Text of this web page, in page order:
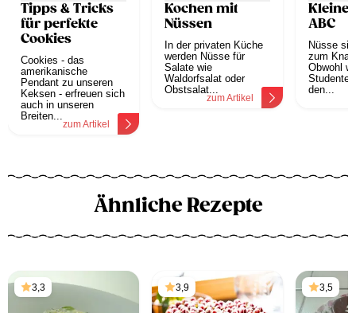
Tipps & Tricks
für perfekte
Cookies
Cookies - das
amerikanische
Pendant zu unseren
Keksen - erfreuen sich
auch in unseren
Breiten...
zum Artikel
Kochen mit
Nüssen
In der privaten Küche
werden Nüsse für
Salate wie
Waldorfsalat oder
Obstsalat...
zum Artikel
ABC
Nüsse
zum
Obwohl
den...
Ähnliche Rezepte
3,3 3,9 3,5